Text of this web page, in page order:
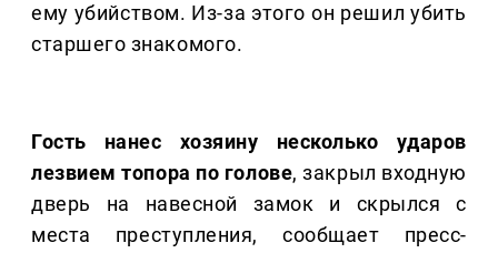
ему убийством. Из-за этого он решил убить
старшего знакомого.
Гость нанес хозяину несколько ударов
лезвием топора по голове, закрыл входную
дверь на навесной замок и скрылся с
места преступления, сообщает пресс-